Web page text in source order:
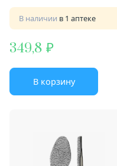
В наличии в 1 аптеке
349,8
В корзину